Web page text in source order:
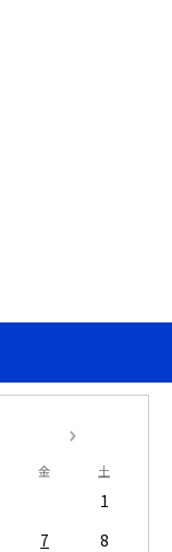
金 土
1
7
8